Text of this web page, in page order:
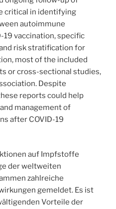
critical in identifying
autoimmune
19 vaccination, specific
risk stratification for
most of the included
or cross-sectional studies,
Despite
reports could help
management of
after COVID-19
auf Impfstoffe
der weltweiten
zahlreiche
gemeldet. Es ist
Vorteile der